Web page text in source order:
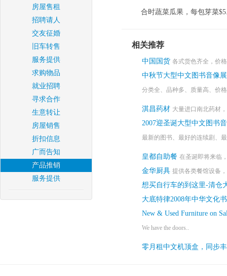
房屋售租
招聘请人
交友征婚
旧车转售
服务提供
求购物品
就业招聘
寻求合作
生意转让
房屋销售
折扣信息
广而告知
产品推销
服务提供
合时蔬菜瓜果，每包芽菜
相关推荐
中国国货 各式货色齐全，价
中秋节大型中文图书音像展
分类全、品种多、质量高、价
淇昌药材 大量进口南北药材
2007迎圣诞大型中文图书
最新的图书、最好的连续剧、
皇都自助餐 在圣诞即将来临
金华厨具 提供各类餐馆设备
想买自行车的到这里-清仓
大底特律2008年中华文化
New & Used Furniture on
We have the doors..
零月租中文机顶盒，同步